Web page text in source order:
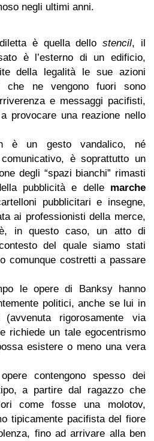
negli ultimi anni.
è quella dellostencil, il
è l’esterno di un edificio,
della legalità le sue azioni
che ne vengono fuori sono
e messaggi pacifisti,
provocare una reazione nello
è un gesto vandalico, né
è soprattutto un
degli “spazi bianchi” rimasti
pubblicità e delle marche
pubblicitari e insegne,
ai professionisti della merce,
in questo caso, un atto di
del quale siamo stati
comunque costretti a passare
le opere di Banksy hanno
politici, anche se lui in
rigorosamente via
richiede un tale egocentrismo
esistere o meno una vera
contengono spesso dei
a partire dal ragazzo che
come fosse una molotov,
tipicamente pacifista del fiore
fino ad arrivare alla ben